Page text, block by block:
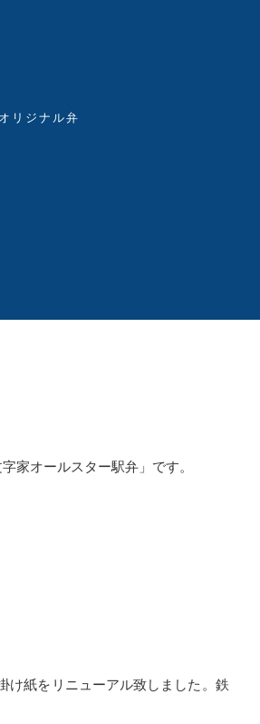
リジナル弁
家オールスター駅弁」です。
紙をリニューアル致しました。鉄